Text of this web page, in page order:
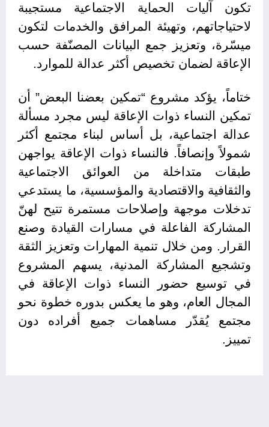
تكون آليات الحماية الاجتماعية مستجيبة
لاحتياجاتهم، وتهيئة المرافق والخدمات لتكون
ميسّرة، وتعزيز جمع البيانات المصنّفة حسب
الإعاقة لضمان تخصيص أكثر عدالة للموارد.
ختاماً، يؤكد مشروع “تمكين بعضنا البعض” أن
تمكين النساء ذوات الإعاقة ليس مجرد مسألة
عدالة اجتماعية، بل أساس لبناء مجتمع أكثر
شمولاً وإنصافاً. فالنساء ذوات الإعاقة يواجهن
طبقات متداخلة من العوائق الاجتماعية
والثقافية والاقتصادية والمؤسسية، ما يستدعي
تدخلات موجهة وإصلاحات مستمرة تتيح لهنّ
المشاركة الفاعلة في مسارات القيادة وصنع
القرار. ومن خلال تنمية المهارات وتعزيز الثقة
وتشجيع المشاركة المدنية، يسهم المشروع
في توسيع حضور النساء ذوات الإعاقة في
المجال العام، وهو ما يعكس بدوره خطوة نحو
مجتمع يُقدّر مساهمات جميع أفراده دون
تمييز.